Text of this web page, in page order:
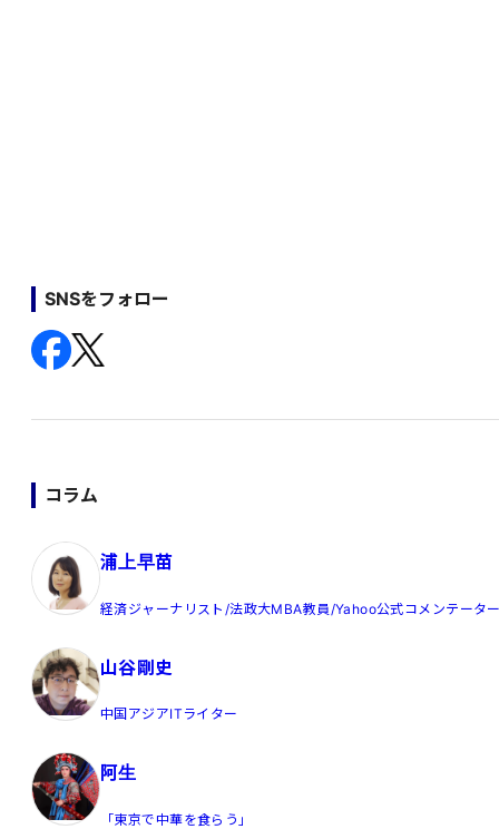
SNSをフォロー
コラム
浦上早苗
経済ジャーナリスト/法政大MBA教員/Yahoo公式コメンテータ
山谷剛史
中国アジアITライター
阿生
「東京で中華を食らう」